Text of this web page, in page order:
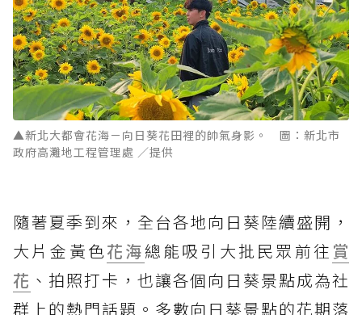
▲新北大都會花海－向日葵花田裡的帥氣身影。 圖：新北市
政府高灘地工程管理處 ／提供
隨著夏季到來，全台各地向日葵陸續盛開，
大片金黃色花海總能吸引大批民眾前往 賞
花 、拍照打卡，也讓各個向日葵景點成為社
群上的熱門話題。多數向日葵景點的花期落